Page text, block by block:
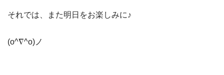
それでは、また明日をお楽しみに♪
(o^∇^o)ノ